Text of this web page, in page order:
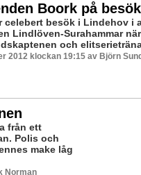
Boork på
celebert besök i Lindehov i
Lindlöven-Surahammar
och
2012 klockan 19:15 av Björn
från ett
Polis och
make låg
Norman